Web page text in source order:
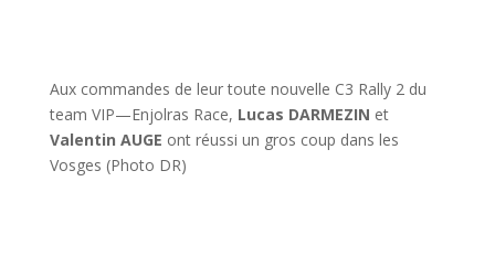
Aux commandes de leur toute nouvelle C3 Rally 2 du
team VIP—Enjolras Race, Lucas DARMEZIN et
Valentin AUGE ont réussi un gros coup dans les
Vosges (Photo DR)